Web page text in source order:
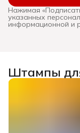
Нажимая
указанных
информационной и
Штампы